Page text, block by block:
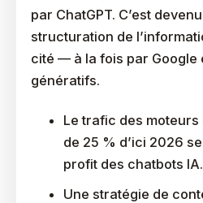
par ChatGPT. C’est
structuration de
cité — à la fois par Google
génératifs.
Le trafic des
de 25 % d’ici 2026
profit des chatbots IA.
Une stratégie de